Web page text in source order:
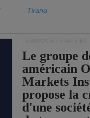
Tirana
Le groupe
américain
Markets
propose la
d'une